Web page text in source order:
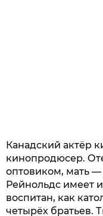
Канадский актёр
кинопродюсер.
оптовиком, мать
Рейнольдс имеет
воспитан, как
четырёх братьев.